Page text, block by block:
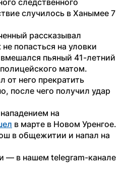
случилось в Ханымее 7
рассказывал
попасться на уловки
пьяный 41-летний
матом.
от него прекратить
после чего получил удар
на
в марте в Новом Уренгое.
в общежитии и напал на
— в нашем telegram-канале